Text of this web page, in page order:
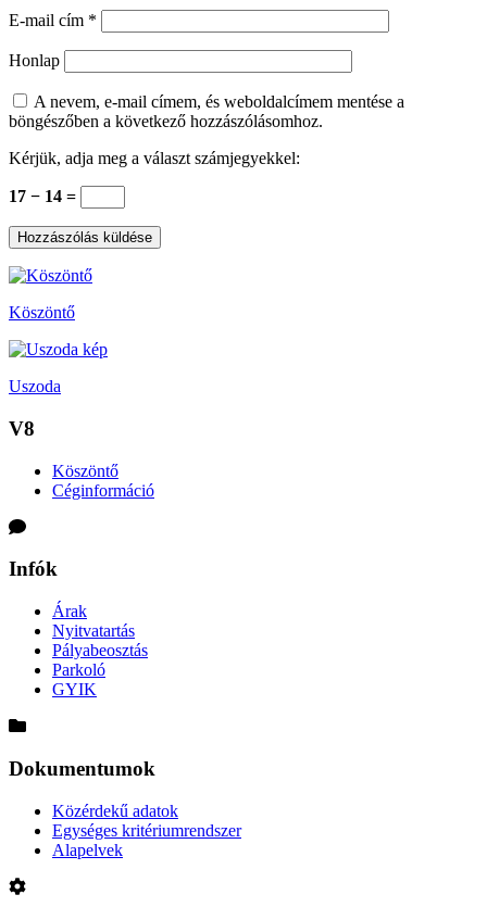
E-mail cím *
Honlap
A nevem, e-mail címem, és weboldalcímem mentése a
böngészőben a következő hozzászólásomhoz.
Kérjük, adja meg a választ számjegyekkel:
17 − 14 =
Köszöntő
Uszoda
V8
Köszöntő
Céginformáció
Infók
Árak
Nyitvatartás
Pályabeosztás
Parkoló
GYIK
Dokumentumok
Közérdekű adatok
Egységes kritériumrendszer
Alapelvek